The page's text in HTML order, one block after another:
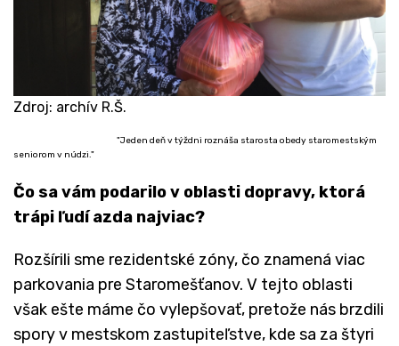
Zdroj: archív R.Š.
​"Jeden deň v týždni roznáša starosta obedy staromestským
seniorom v núdzi."
Čo sa vám podarilo v oblasti dopravy, ktorá
trápi ľudí azda najviac?
Rozšírili sme rezidentské zóny, čo znamená viac
parkovania pre Staromešťanov. V tejto oblasti
však ešte máme čo vylepšovať, pretože nás brzdili
spory v mestskom zastupiteľstve, kde sa za štyri